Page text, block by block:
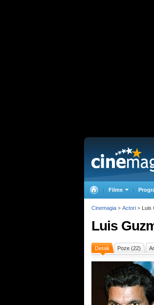
Filme
Luis
Detalii Poze (22)
Cinemagia > Actori > Luis